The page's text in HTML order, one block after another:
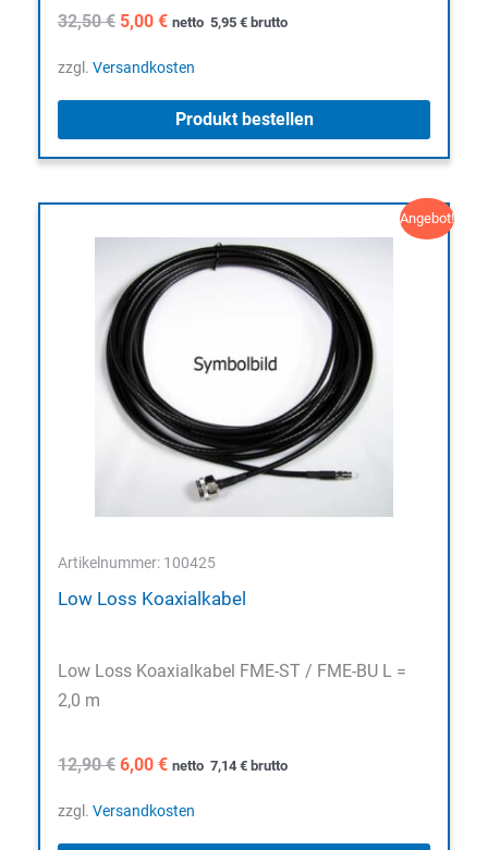
32,50€ Ursprünglicher
war:
5,00 €Aktueller
ist:
netto 5,95 € brutto
zzgl. Versandkosten
Produkt bestellen
Angebot!
Artikelnummer: 100425
Low Loss Koaxialkabel
Low Loss Koaxialkabel FME-ST / FME-BU L =
2,0 m
12,90€ Ursprünglicher
war:
6,00 €Aktueller
ist:
netto 7,14 € brutto
zzgl. Versandkosten